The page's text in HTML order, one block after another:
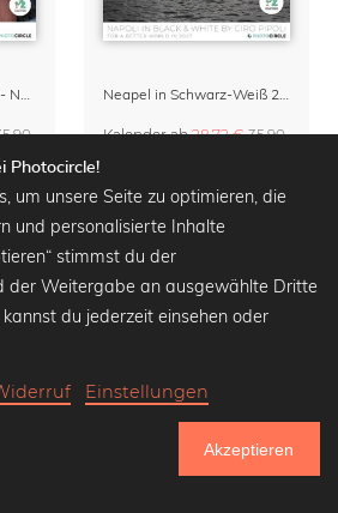
Neapel Kalender 2027 - Napoli von Ciro Pipoli Neapel in Schwarz-Weiß 2027 von Ciro Pipoli
Kalenderab28,72 €35,90
Photocircle!
um unsere Seite zu optimieren, die
und personalisierte Inhalte
stimmst du der
der Weitergabe an ausgewählte Dritte
du jederzeit einsehen oder
Einstellungen
Akzeptieren